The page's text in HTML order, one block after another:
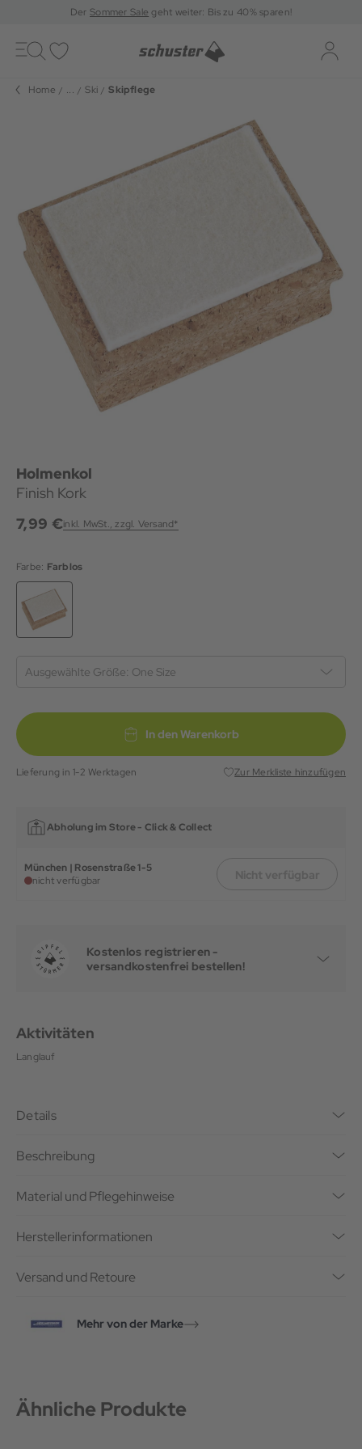
DerSommer Sale geht weiter: Bis zu 40% sparen!
Toggle
navigation
Home ... Ski Skipflege
Holmenkol
Finish Kork
7,99 €inkl. MwSt., zzgl. Versand*
Farbe: Farblos
Ausgewählte Größe: One Size
In den Warenkorb
Lieferung in 1-2 Werktagen Zur Merkliste hinzufügen
Abholung im Store - Click & Collect
München | Rosenstraße 1-5
nicht verfügbar
Kostenlos registrieren -
versandkostenfrei bestellen!
Aktivitäten
Langlauf
Details
Beschreibung
Material und Pflegehinweise
Herstellerinformationen
Versand und Retoure
Mehr von der Marke
Ähnliche Produkte